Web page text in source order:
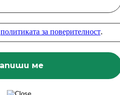
политиката за поверителност.